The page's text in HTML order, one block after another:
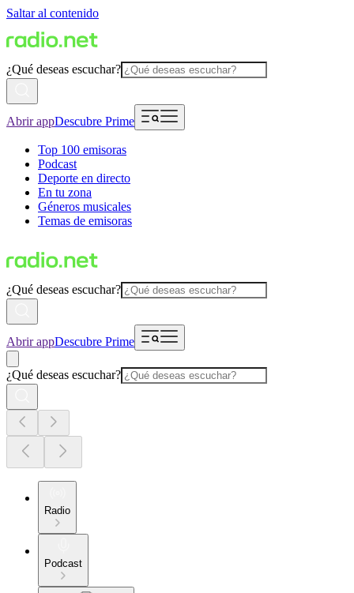
Saltar al contenido
¿Qué deseas escuchar?
Abrir appDescubre Prime
Top 100 emisoras
Podcast
Deporte en directo
En tu zona
Géneros musicales
Temas de emisoras
¿Qué deseas escuchar?
Abrir appDescubre Prime
¿Qué deseas escuchar?
Radio
Podcast